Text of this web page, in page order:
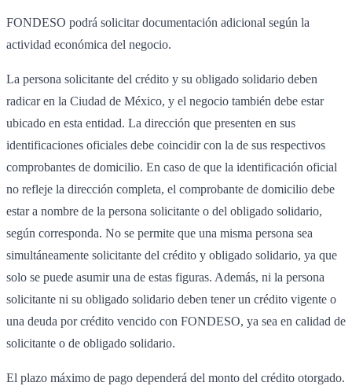
FONDESO podrá solicitar documentación adicional según la
actividad económica del negocio.
La persona solicitante del crédito y su obligado solidario deben
radicar en la Ciudad de México, y el negocio también debe estar
ubicado en esta entidad. La dirección que presenten en sus
identificaciones oficiales debe coincidir con la de sus respectivos
comprobantes de domicilio. En caso de que la identificación oficial
no refleje la dirección completa, el comprobante de domicilio debe
estar a nombre de la persona solicitante o del obligado solidario,
según corresponda. No se permite que una misma persona sea
simultáneamente solicitante del crédito y obligado solidario, ya que
solo se puede asumir una de estas figuras. Además, ni la persona
solicitante ni su obligado solidario deben tener un crédito vigente o
una deuda por crédito vencido con FONDESO, ya sea en calidad de
solicitante o de obligado solidario.
El plazo máximo de pago dependerá del monto del crédito otorgado.